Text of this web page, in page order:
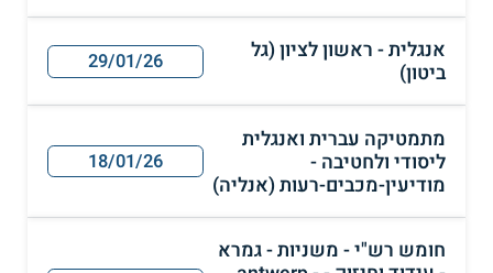
אנגלית - ראשון לציון (גל
ביטון)
29/01/26
מתמטיקה עברית ואנגלית
ליסודי ולחטיבה -
מודיעין-מכבים-רעות (אנליה)
18/01/26
חומש רש"י - משניות - גמרא